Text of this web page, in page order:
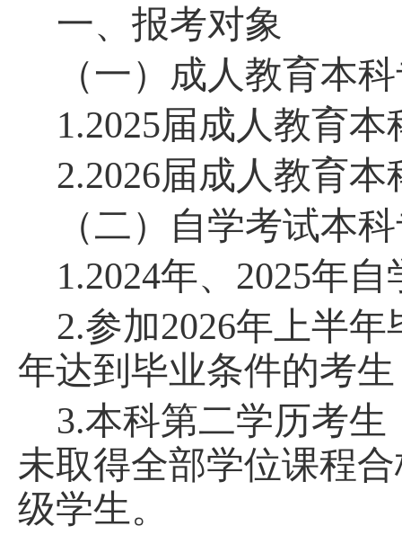
一、报考对象
（一） 成人教育本
1.2025届成人教育本
2.2026届成人教育本
（二）
自学考试本
1.2024年、 2025年自
2.参加2026年上半年
年达到 毕业条件的考
3.本科第二学历考生
未取得全部学位课程
级学生。